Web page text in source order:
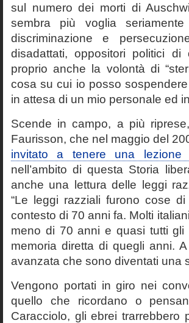
sul numero dei morti di
sembra più voglia
discriminazione e
disadattati, oppositori politici
proprio anche la volontà di
cosa su cui io posso
in attesa di un mio personale ed
Scende in campo, a più
Faurisson, che nel maggio del
invitato a tenere una lezione
nell’ambito di questa Storia
anche una lettura delle leggi
“Le leggi razziali furono cose
contesto di 70 anni fa. Molti
meno di 70 anni e quasi tutti
memoria diretta di quegli anni.
avanzata che sono diventati una
Vengono portati in giro nei
quello che ricordano o
Caracciolo, gli ebrei